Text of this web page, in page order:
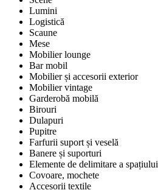
Lumini
Logistică
Scaune
Mese
Mobilier lounge
Bar mobil
Mobilier și accesorii exterior
Mobilier vintage
Garderobă mobilă
Birouri
Dulapuri
Pupitre
Farfurii suport și veselă
Banere și suporturi
Elemente de delimitare a spațiului
Covoare, mochete
Accesorii textile